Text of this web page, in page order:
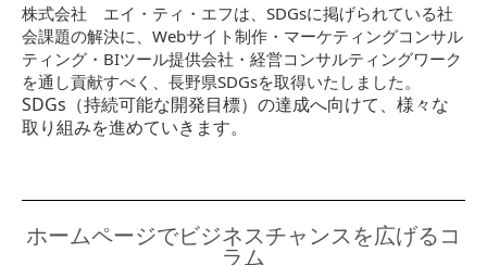
株式会社 エイ・ティ・エフは、SDGsに掲げられている社
会課題の解決に、Webサイト制作・マーケティングコンサル
ティング・BIツール提供会社・経営コンサルティングワーク
を通し貢献すべく、長野県SDGsを取得いたしました。
SDGs（持続可能な開発目標）の達成へ向けて、様々な
取り組みを進めていきます。
ホームページでビジネスチャンスを広げるコ
ラム